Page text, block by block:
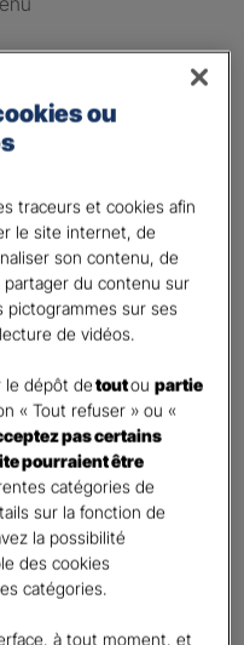
revenu
?*
ou
traceurs et cookies afin
le site internet, de
son contenu, de
du contenu sur
pictogrammes sur ses
de vidéos.
le dépôt detoutoupartie
« Tout refuser » ou «
pas certains
pourraient être
catégories de
sur la fonction de
la possibilité
des cookies
catégories.
à tout moment, et